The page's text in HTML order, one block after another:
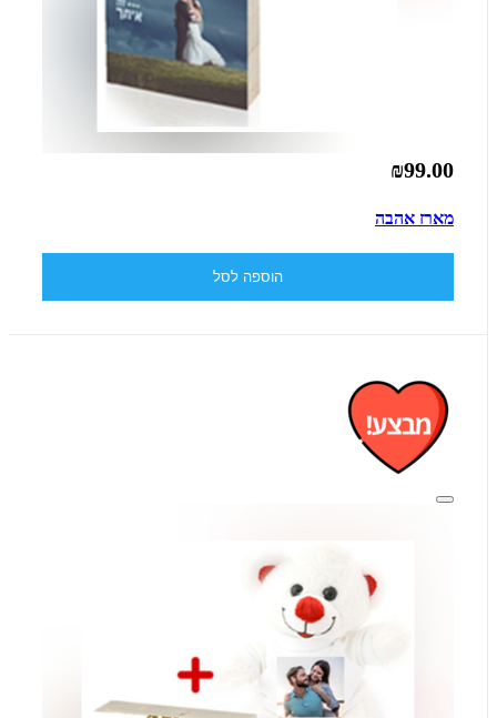
₪99.00
מארז אהבה
הוספה לסל